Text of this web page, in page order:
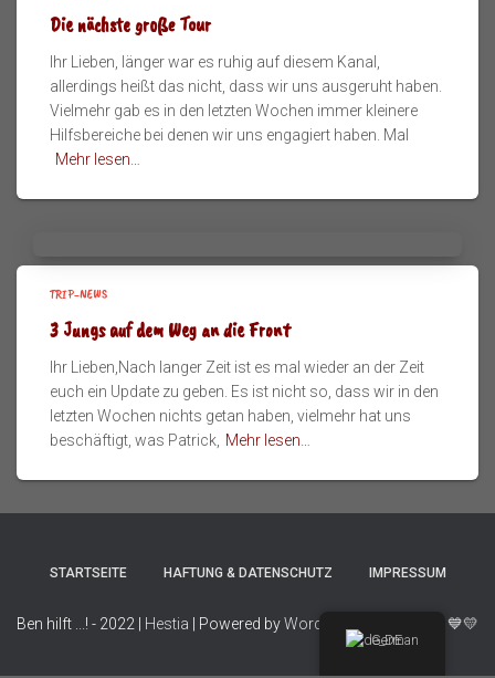
Die nächste große Tour
Ihr Lieben, länger war es ruhig auf diesem Kanal,
allerdings heißt das nicht, dass wir uns ausgeruht haben.
Vielmehr gab es in den letzten Wochen immer kleinere
Hilfsbereiche bei denen wir uns engagiert haben. Mal
Mehr lesen…
TRIP-NEWS
3 Jungs auf dem Weg an die Front
Ihr Lieben,Nach langer Zeit ist es mal wieder an der Zeit
euch ein Update zu geben. Es ist nicht so, dass wir in den
letzten Wochen nichts getan haben, vielmehr hat uns
beschäftigt, was Patrick, Mehr lesen…
STARTSEITE HAFTUNG & DATENSCHUTZ IMPRESSUM
Ben hilft ...! - 2022 | Hestia | Powered byWordPress 💙💛
German